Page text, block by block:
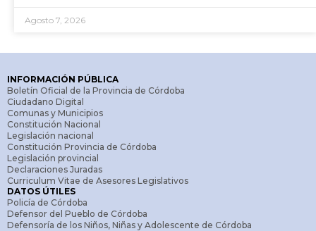
Agosto 7, 2026
INFORMACIÓN PÚBLICA
Boletín Oficial de la Provincia de Córdoba
Ciudadano Digital
Comunas y Municipios
Constitución Nacional
Legislación nacional
Constitución Provincia de Córdoba
Legislación provincial
Declaraciones Juradas
Curriculum Vitae de Asesores Legislativos
DATOS ÚTILES
Policía de Córdoba
Defensor del Pueblo de Córdoba
Defensoría de los Niños, Niñas y Adolescente de Córdoba